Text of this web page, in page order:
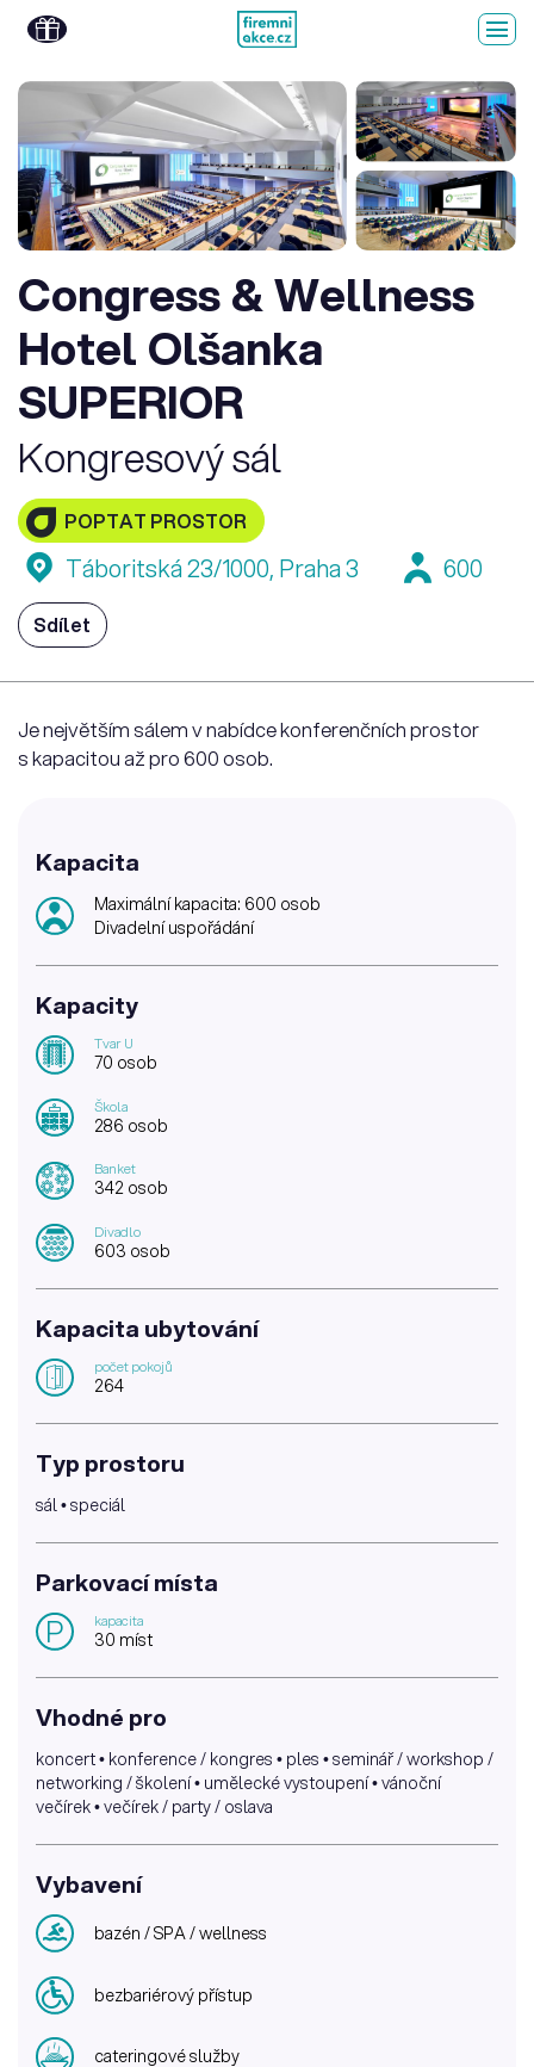
Congress & Wellness
Hotel Olšanka
SUPERIOR
Kongresový sál
POPTAT PROSTOR
Táboritská 23/1000, Praha 3 600
Sdílet
Je největším sálem v nabídce konferenčních prostor
s kapacitou až pro 600 osob.
Kapacita
Maximální kapacita: 600 osob
Divadelní uspořádání
Kapacity
Tvar U
70 osob
Škola
286 osob
Banket
342 osob
Divadlo
603 osob
Kapacita ubytování
počet pokojů
264
Typ prostoru
sál • speciál
Parkovací místa
P kapacita
30 míst
Vhodné pro
koncert • konference / kongres • ples • seminář / workshop /
networking / školení • umělecké vystoupení • vánoční
večírek • večírek / party / oslava
Vybavení
bazén / SPA / wellness
bezbariérový přístup
cateringové služby